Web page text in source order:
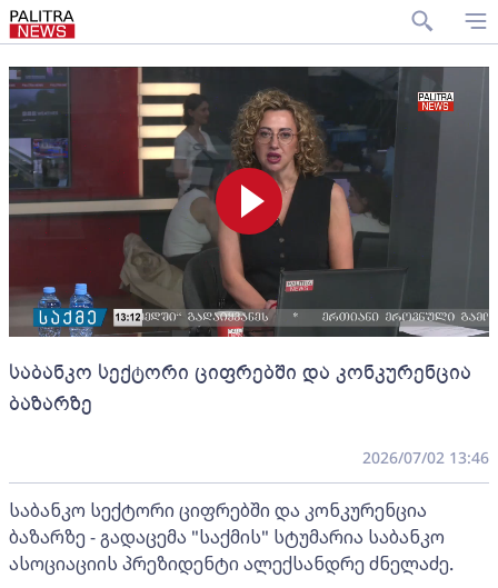
საბანკო სექტორი ციფრებში და კონკურენცია
ბაზარზე
2026/07/02 13:46
საბანკო სექტორი ციფრებში და კონკურენცია
ბაზარზე - გადაცემა "საქმის" სტუმარია საბანკო
ასოციაციის პრეზიდენტი ალექსანდრე ძნელაძე.